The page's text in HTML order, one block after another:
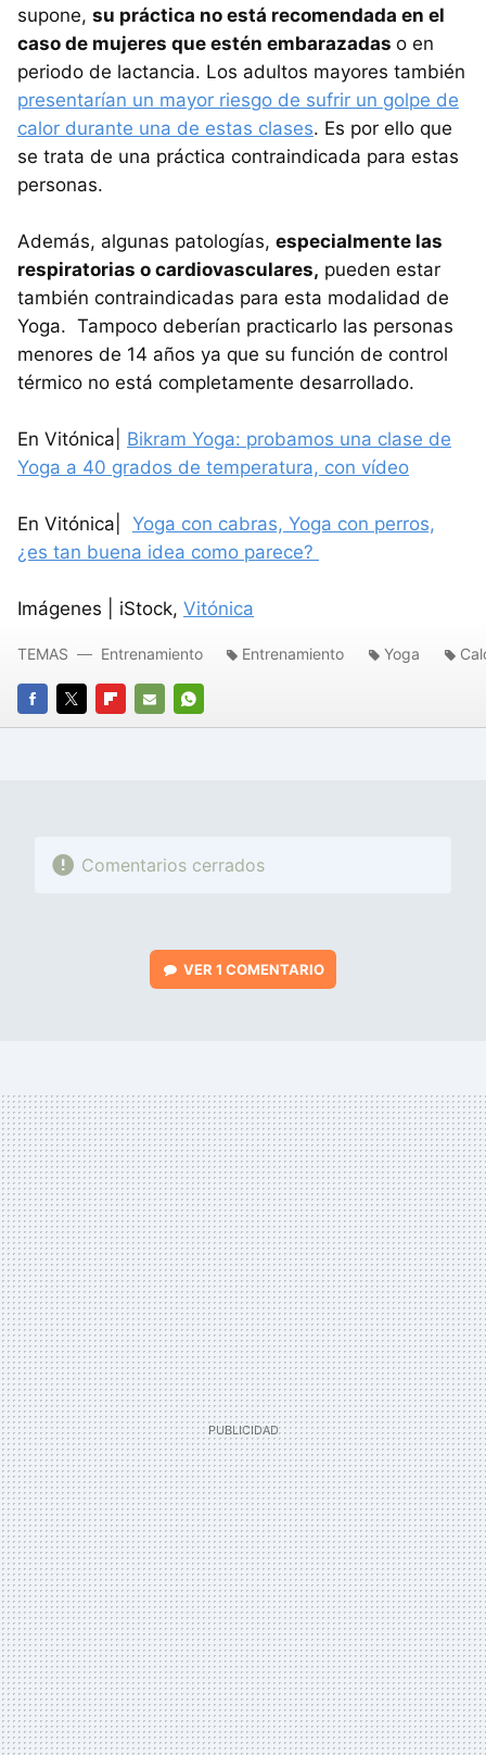
supone, su práctica no está recomendada en el
caso de mujeres que estén embarazadas o en
periodo de lactancia. Los adultos mayores también
presentarían un mayor riesgo de sufrir un golpe de
calor durante una de estas clases. Es por ello que
se trata de una práctica contraindicada para estas
personas.
Además, algunas patologías, especialmente las
respiratorias o cardiovasculares, pueden estar
también contraindicadas para esta modalidad de
Yoga. Tampoco deberían practicarlo las personas
menores de 14 años ya que su función de control
térmico no está completamente desarrollado.
En Vitónica| Bikram Yoga: probamos una clase de
Yoga a 40 grados de temperatura, con vídeo
En Vitónica| Yoga con cabras, Yoga con perros,
¿es tan buena idea como parece?
Imágenes | iStock, Vitónica
FACEBOOK
TWITTERFLIPBOARD
E-
WHATSAPP
TEMAS Entrenamiento Entrenamiento Yoga
Comentarios cerrados
VER 1 COMENTARIO